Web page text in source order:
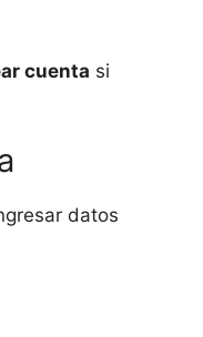
cuenta si
datos